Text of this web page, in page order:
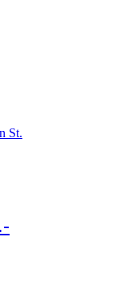
St.